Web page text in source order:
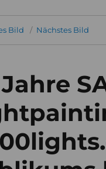
Bild Nächstes Bild